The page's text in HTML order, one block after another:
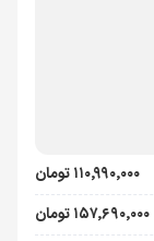
۱۱۰٬۹۹۰٬۰۰۰ تومان
۱۵۷٬۶۹۰٬۰۰۰ تومان